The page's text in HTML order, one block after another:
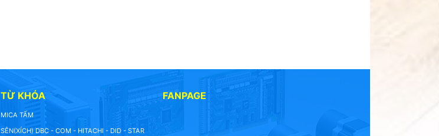
TỪ KHÓA
MICA TẤM
SÊN(XÍCH) DBC - COM - HITACHI - DID - STAR
FANPAGE